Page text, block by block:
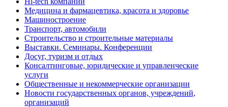
Медицина и фармацевтика, красота и здоровье
Машиностроение
Транспорт, автомобили
Строительство и строительные материалы
Выставки. Семинары. Конференции
Досуг, туризм и отдых
Консалтинговые, юридические и управленческие
услуги
Общественные и некоммерческие организации
Новости государственных органов, учреждений,
организаций